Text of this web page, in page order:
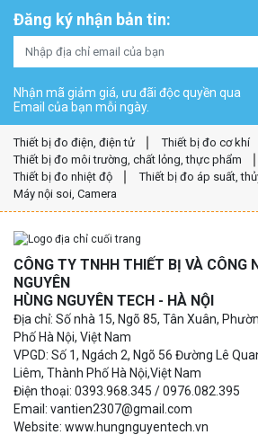
Đăng ký nhận bản tin:
Nhận mã giảm giá, ưu đãi độc quyền qua
Email của bạn mỗi ngày.
Thiết bị đo điện, điện tử
Thiết bị đo cơ khí
Thiết bị đo môi trường, chất lỏng, thực phẩm
Thiết bị đo nhiệt độ
Thiết bị đo áp suất,
Máy nội soi, Camera
CÔNG TY TNHH THIẾT BỊ VÀ CÔNG
NGUYÊN
HÙNG NGUYÊN TECH - HÀ NỘI
Địa chỉ: Số nhà 15, Ngõ 85, Tân Xuân,
Phố Hà Nội, Việt Nam
VPGD: Số 1, Ngách 2, Ngõ 56 Đường Lê
Liêm, Thành Phố Hà Nội,Việt Nam
Điện thoại: 0393.968.345 / 0976.082.395
Email: vantien2307@gmail.com
Website: www.hungnguyentech.vn